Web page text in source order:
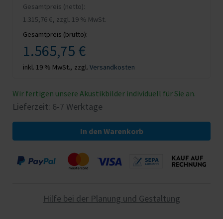
Gesamtpreis (netto):
1.315,76 €, zzgl. 19 % MwSt.
Gesamtpreis (brutto):
1.565,75 €
inkl. 19 % MwSt., zzgl. Versandkosten
Wir fertigen unsere Akustikbilder individuell für Sie an.
Lieferzeit: 6-7 Werktage
In den Warenkorb
Hilfe bei der Planung und Gestaltung